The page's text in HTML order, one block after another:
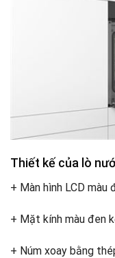
Thiết kế của lò
+ Màn hình LCD màu
+ Mặt kính màu đen
+ Núm xoay bằng